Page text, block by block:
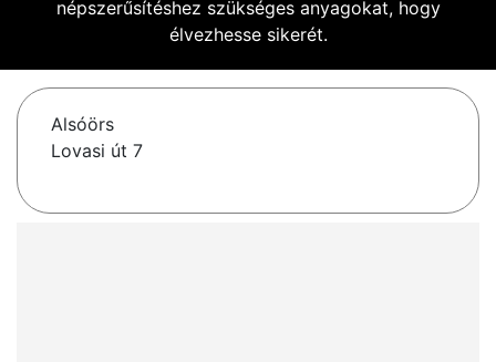
népszerűsítéshez szükséges anyagokat, hogy
élvezhesse sikerét.
Alsóörs
Lovasi út 7